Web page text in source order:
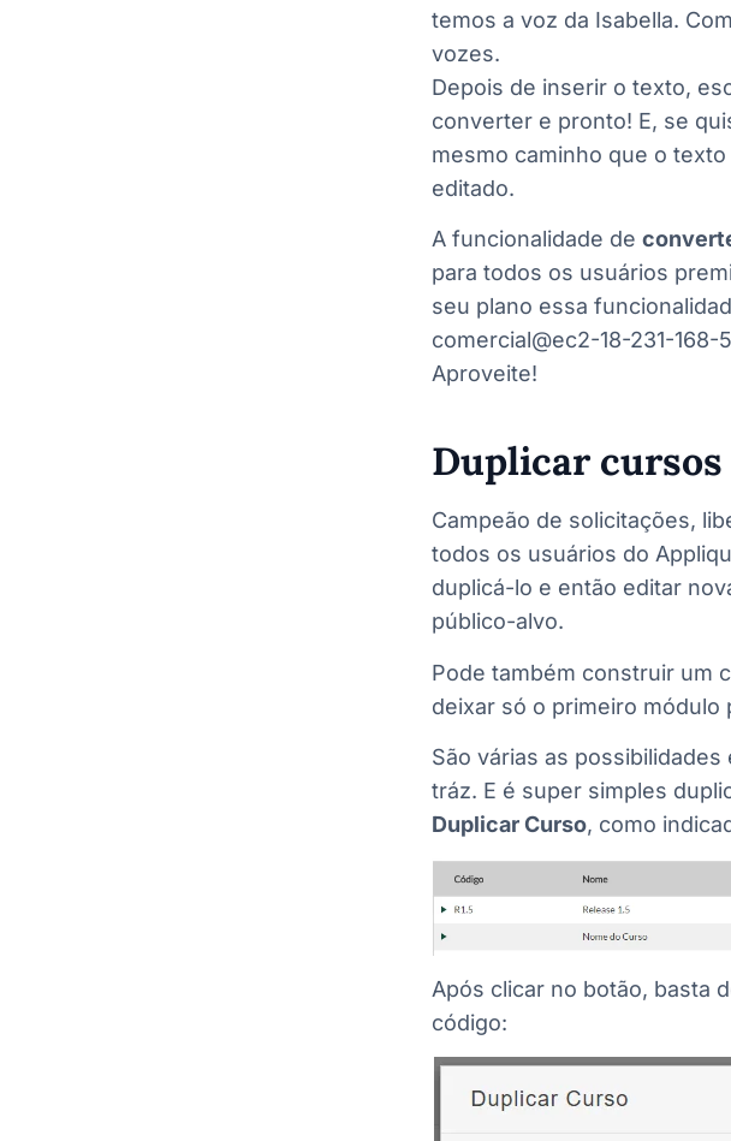
temos a voz da Isabella.
vozes.
Depois de inserir o texto,
converter e pronto! E, se
mesmo caminho que o
editado.
A funcionalidade de
para todos os usuários
seu plano essa
comercial@ec2-18-231-
Aproveite!
Duplicar cursos
Campeão de solicitações,
todos os usuários do
duplicá-lo e então editar
público-alvo.
Pode também construir um
deixar só o primeiro módulo
São várias as
tráz. E é super simples
Duplicar Curso, como
Após clicar no botão, basta
código: